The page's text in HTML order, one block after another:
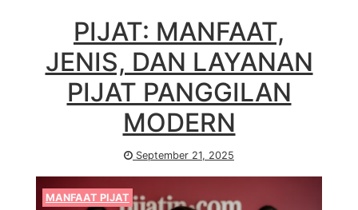
PIJAT: MANFAAT,
JENIS, DAN LAYANAN
PIJAT PANGGILAN
MODERN
September 21, 2025
MANFAAT PIJAT